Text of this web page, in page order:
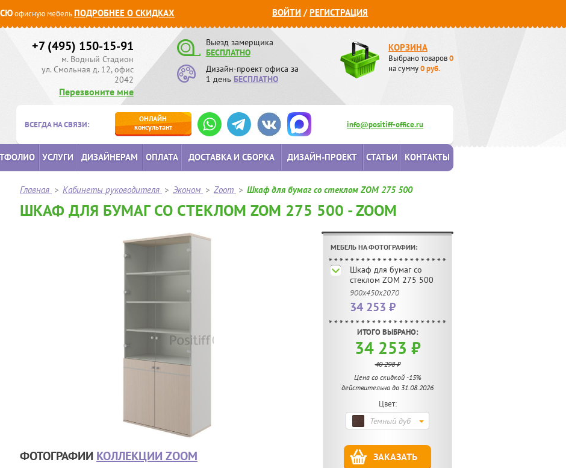
офисную мебельПОДРОБНЕЕ О СКИДКАХ ВОЙТИ /РЕГИСТРАЦИЯ
+7 (495) 150-15-91
м. Водный Стадион
ул. Смольная д. 12, офис
2042
Перезвоните мне
Выезд замерщика
БЕСПЛАТНО
Дизайн-проект офиса за
1 день БЕСПЛАТНО
КОРЗИНА
Выбрано товаров0
на сумму0руб.
ВСЕГДА НА СВЯЗИ:
ОНЛАЙН
консультант
info@positiff-office.ru
УСЛУГИ ДИЗАЙНЕРАМ ОПЛАТА ДОСТАВКА И СБОРКА ДИЗАЙН-ПРОЕКТ СТАТЬИ КОНТАКТЫ
Главная > Кабинеты руководителя > Эконом > Zoom > Шкаф для бумаг со стеклом ZOM 275 500
ШКАФ ДЛЯ БУМАГ СО СТЕКЛОМ ZOM 275 500 - ZOOM
ФОТОГРАФИИ КОЛЛЕКЦИИ ZOOM
МЕБЕЛЬ НА ФОТОГРАФИИ:
Шкаф для бумаг со
стеклом ZOM 275 500
900х450х2070
34 253 ₽
ИТОГО ВЫБРАНО:
34 253 ₽
40 298 ₽
Цена со скидкой -15%
действительна до 31.08.2026
Цвет:
Темный дуб
ЗАКАЗАТЬ